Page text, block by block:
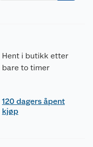
Hent i butikk etter
bare to timer
120 dagers åpent
kjøp